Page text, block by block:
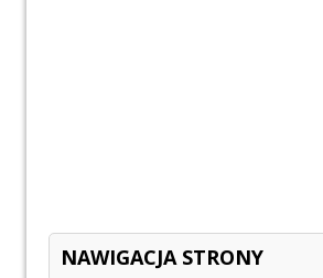
NAWIGACJA STRONY